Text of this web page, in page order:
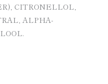
CITRONELLOL,
ALPHA-